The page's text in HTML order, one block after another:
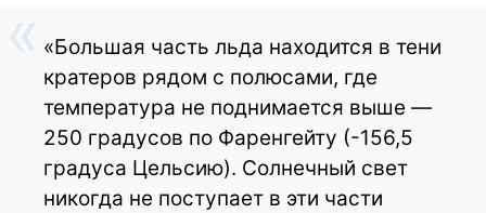
«Большая часть льда находится в тени
кратеров рядом с полюсами, где
температура не поднимается выше —
250 градусов по Фаренгейту (-156,5
градуса Цельсию). Солнечный свет
никогда не поступает в эти части